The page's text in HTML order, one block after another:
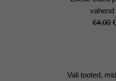
vahend
€4,00 €
Vali tooted,